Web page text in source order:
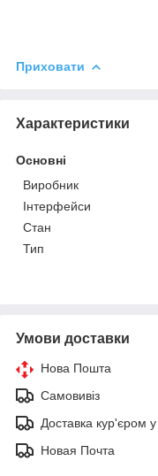
Приховати
Характеристики
Основні
Виробник
Інтерфейси
Стан
Тип
Умови доставки
Нова Пошта
Самовивіз
Доставка кур'єром у
Новая Почта